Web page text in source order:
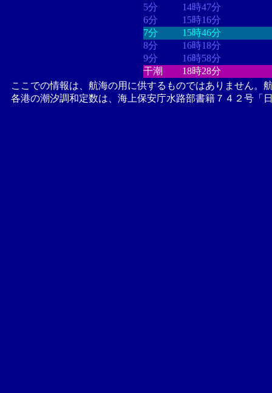
5分
14時47分
6分
15時16分
7分
15時46分
8分
16時18分
9分
16時58分
干潮
18時28分
ここでの情報は、航海の用に供するものではありません。
各港の潮汐調和定数は、海上保安庁水路部書籍７４２号「